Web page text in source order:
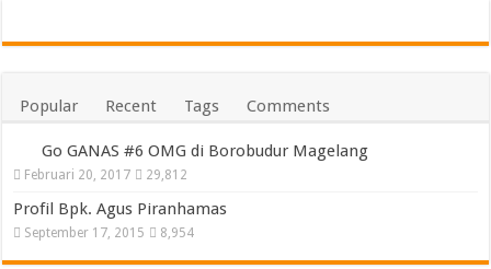
Popular Recent Tags Comments
Go GANAS #6 OMG di Borobudur Magelang
Februari 20, 2017 29,812
Profil Bpk. Agus Piranhamas
September 17, 2015 8,954